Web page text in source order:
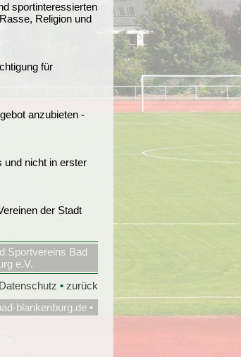
sportinteressierten
Religion und
für
anzubieten -
und nicht in erster
der Stadt
Sportvereins Bad
e.V.
Datenschutz • zurück
blankenburg.de•